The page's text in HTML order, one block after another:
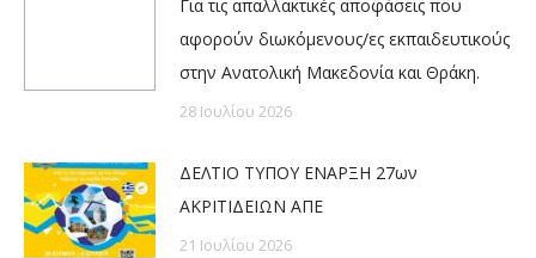
Για τις απαλλακτικές αποφάσεις που
αφορούν διωκόμενους/ες εκπαιδευτικούς
στην Ανατολική Μακεδονία και Θράκη.
28 Ιουλίου 2026
ΔΕΛΤΙΟ ΤΥΠΟΥ ΕΝΑΡΞΗ 27ων
ΑΚΡΙΤΙΔΕΙΩΝ ΑΠΕ
21 Ιουλίου 2026